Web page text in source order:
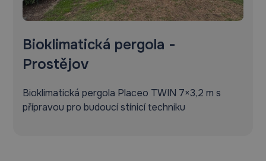
Bioklimatická pergola -
Prostějov
Bioklimatická pergola Placeo TWIN 7×3,2 m s
přípravou pro budoucí stínicí techniku